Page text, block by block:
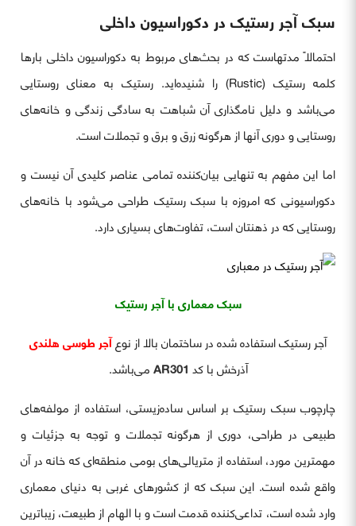
سبک آجر رستیک در دکوراسیون داخلی
احتمالاً مدتهاست که در بحث‌های مربوط به دکوراسیون داخلی بارها
کلمه رستیک (Rustic) را شنیده‌اید. رستیک به معنای روستایی
می‌باشد و دلیل نامگذاری آن شباهت به سادگی زندگی و خانه‌های
روستایی و دوری آنها از هرگونه زرق و برق و تجملات است.
اما این مفهم به تنهایی بیان‌کننده تمامی عناصر کلیدی آن نیست و
دکوراسیونی که امروزه با سبک رستیک طراحی می‌شود با خانه‌های
روستایی که در ذهنتان است، تفاوت‌های بسیاری دارد.
سبک معماری با آجر رستیک
آجر رستیک استفاده شده در ساختمان بالا از نوعآجر طوسی هلندی
آذرخش با کدAR301می‌باشد.
چارچوب سبک رستیک بر اساس ساده‌زیستی، استفاده از مولفه‌های
طبیعی در طراحی، دوری از هرگونه تجملات و توجه به جزئیات و
مهمترین مورد، استفاده از متریالی‌های بومی منطقه‌ای که خانه در آن
واقع شده است. این سبک که از کشورهای غربی به دنیای معماری
وارد شده است، تداعی‌کننده قدمت است و با الهام از طبیعت، زیباترین